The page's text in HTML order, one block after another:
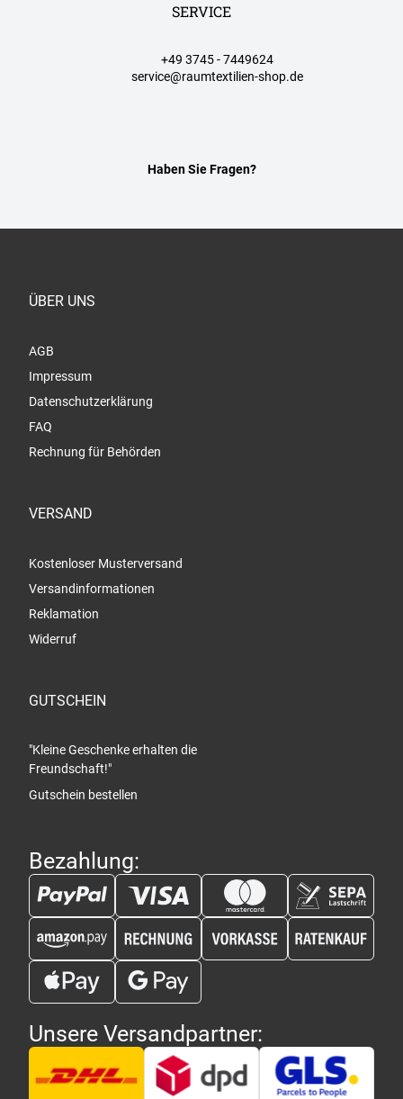
SERVICE
Haben Sie Fragen?
+49 3745 - 7449624
service@raumtextilien-shop.de
ÜBER UNS
AGB
Impressum
Datenschutzerklärung
FAQ
Rechnung für Behörden
VERSAND
Kostenloser Musterversand
Versandinformationen
Reklamation
Widerruf
GUTSCHEIN
"Kleine Geschenke erhalten die
Freundschaft!"
Gutschein bestellen
Bezahlung:
Unsere Versandpartner: